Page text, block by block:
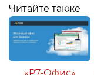
Читайте также